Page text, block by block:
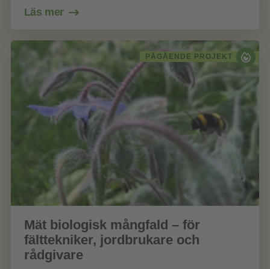
Läs mer
PÅGÅENDE PROJEKT
Mät biologisk mångfald – för
fälttekniker, jordbrukare och
rådgivare